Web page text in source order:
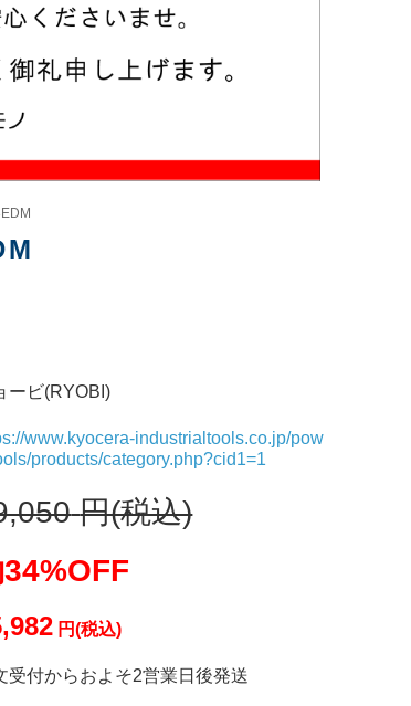
ービ(RYOBI)
www.kyocera-industrialtools.co.jp/pow
products/category.php?cid1=1
円(税込)
円(税込)
受付からおよそ2営業日後発送